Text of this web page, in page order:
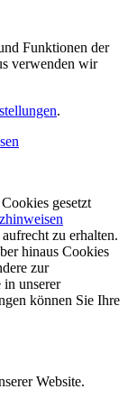
Funktionen der
verwenden wir
.
gesetzt
zu erhalten.
hinaus Cookies
zur
in unserer
können Sie Ihre
Website.